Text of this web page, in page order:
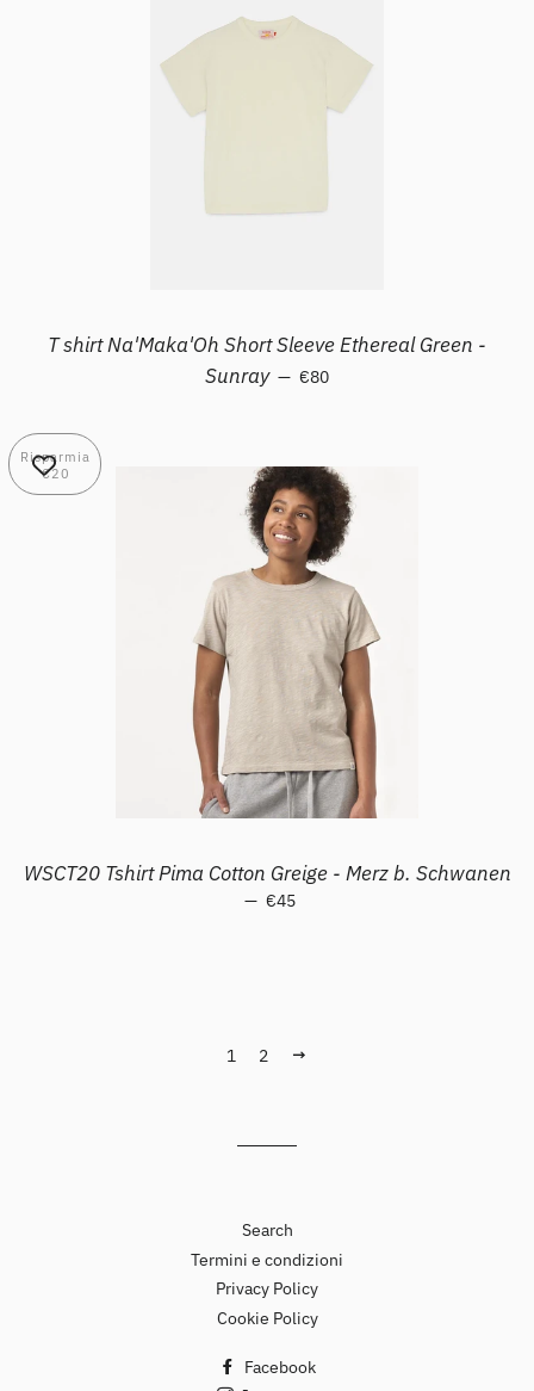
T shirt Na'Maka'Oh Short Sleeve Ethereal Green -
Sunray — Prezzo di listino
€80
Risparmia
€20
WSCT20 Tshirt Pima Cotton Greige - Merz b. Schwanen
— Prezzo scontato
€45
1 2
Search
Termini e condizioni
Privacy Policy
Cookie Policy
Facebook